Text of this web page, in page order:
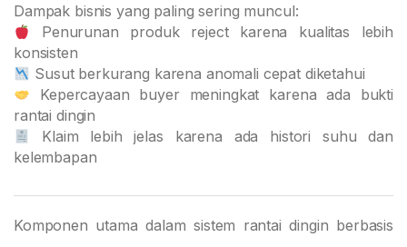
Dampak bisnis yang paling sering muncul:
Penurunan produk reject karena kualitas lebih
konsisten
Susut berkurang karena anomali cepat diketahui
Kepercayaan buyer meningkat karena ada bukti
rantai dingin
Klaim lebih jelas karena ada histori suhu dan
kelembapan
Komponen utama dalam sistem rantai dingin berbasis